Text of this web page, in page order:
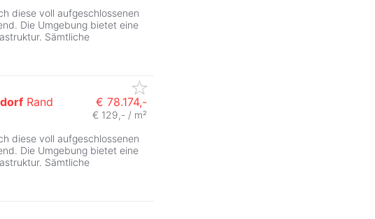
diese voll aufgeschlossenen
Die Umgebung bietet eine
Sämtliche
Rand € 78.174,-
€ 129,- / m²
diese voll aufgeschlossenen
Die Umgebung bietet eine
Sämtliche